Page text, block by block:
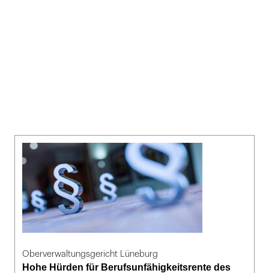
Oberverwaltungsgericht Lüneburg
Hohe Hürden für Berufsunfähigkeitsrente des